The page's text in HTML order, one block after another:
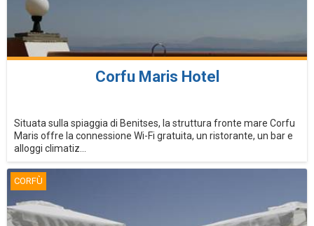
Corfu Maris Hotel
Situata sulla spiaggia di Benitses, la struttura fronte mare Corfu
Maris offre la connessione Wi-Fi gratuita, un ristorante, un bar e
alloggi climatiz...
CORFÙ